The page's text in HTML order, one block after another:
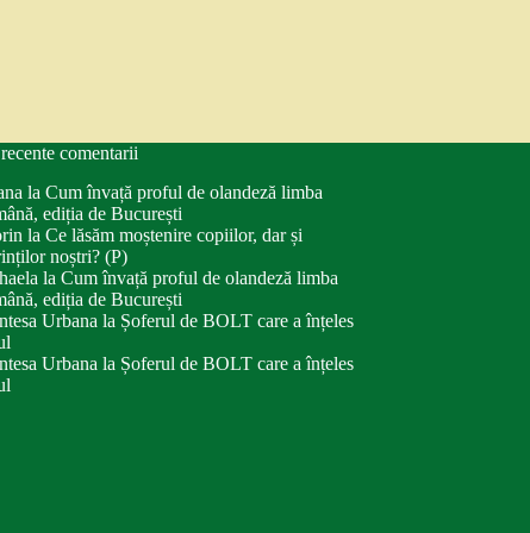
comentarii
la Cum învață proful de olandeză limba
ediția de București
la Ce lăsăm moștenire copiilor, dar și
noștri? (P)
la Cum învață proful de olandeză limba
ediția de București
Urbana la Șoferul de BOLT care a înțeles
Urbana la Șoferul de BOLT care a înțeles